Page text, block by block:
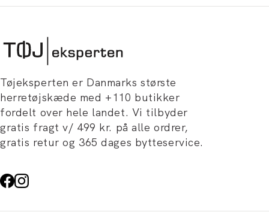
Tøjeksperten er Danmarks største
herretøjskæde med +110 butikker
fordelt over hele landet. Vi tilbyder
gratis fragt v/ 499 kr. på alle ordrer,
gratis retur og 365 dages bytteservice.